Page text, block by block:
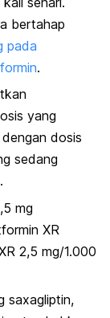
bertahap
pada
.
yang
dosis
sedang
mg
XR
2,5 mg/1.000
saxagliptin,